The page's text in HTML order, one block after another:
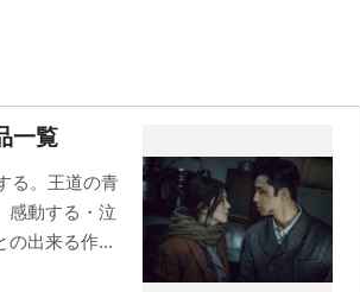
一覧
る。王道の青
感動する・泣
の出来る作...